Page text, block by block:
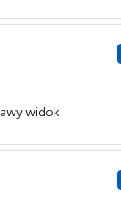
widok